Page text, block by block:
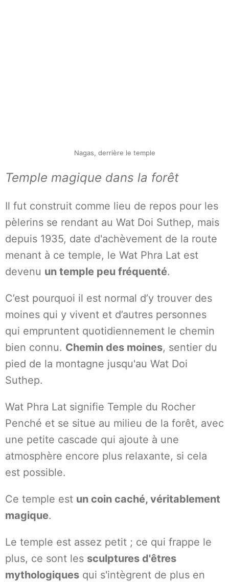
Nagas, derrière le temple
Temple magique dans la forêt
Il fut construit comme lieu de repos pour les
pèlerins se rendant au Wat Doi Suthep, mais
depuis 1935, date d'achèvement de la route
menant à ce temple, le Wat Phra Lat est
devenu un temple peu fréquenté.
C’est pourquoi il est normal d’y trouver des
moines qui y vivent et d’autres personnes
qui empruntent quotidiennement le chemin
bien connu. Chemin des moines, sentier du
pied de la montagne jusqu'au Wat Doi
Suthep.
Wat Phra Lat signifie Temple du Rocher
Penché et se situe au milieu de la forêt, avec
une petite cascade qui ajoute à une
atmosphère encore plus relaxante, si cela
est possible.
Ce temple est un coin caché, véritablement
magique.
Le temple est assez petit ; ce qui frappe le
plus, ce sont les sculptures d'êtres
mythologiques qui s'intègrent de plus en